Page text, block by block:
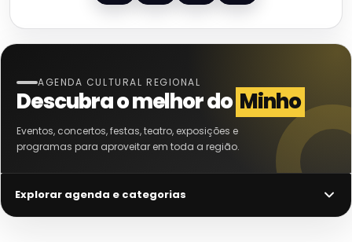
AGENDA CULTURAL REGIONAL
Descubra o melhor do Minho
Eventos, concertos, festas, teatro, exposições e
programas para aproveitar em toda a região.
Explorar agenda e categorias